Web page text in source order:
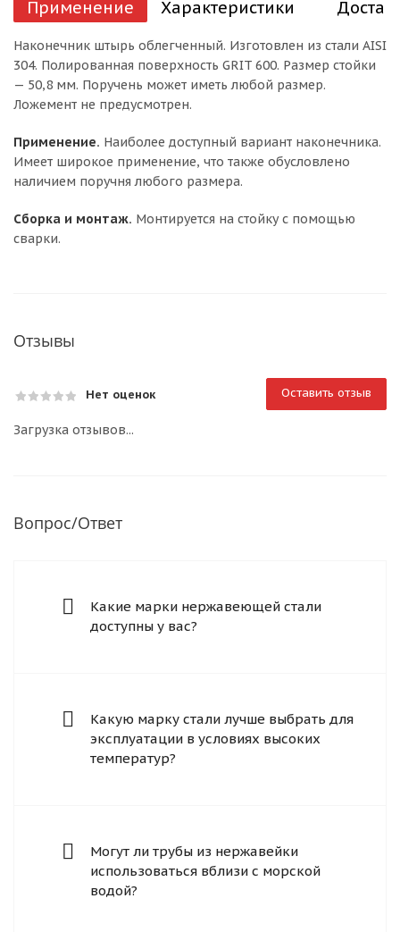
Применение Характеристики
Наконечник штырь облегченный. Изготовлен из стали AISI
304. Полированная поверхность GRIT 600. Размер стойки
— 50,8 мм. Поручень может иметь любой размер.
Ложемент не предусмотрен.
Применение. Наиболее доступный вариант наконечника.
Имеет широкое применение, что также обусловлено
наличием поручня любого размера.
Сборка и монтаж. Монтируется на стойку с помощью
сварки.
Отзывы
Нет оценок Оставить отзыв
Загрузка отзывов...
Вопрос/Ответ
Какие марки нержавеющей стали
доступны у вас?
Какую марку стали лучше выбрать для
эксплуатации в условиях высоких
температур?
Могут ли трубы из нержавейки
использоваться вблизи с морской
водой?